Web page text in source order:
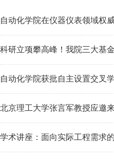
北京理工大学张言军教授应邀